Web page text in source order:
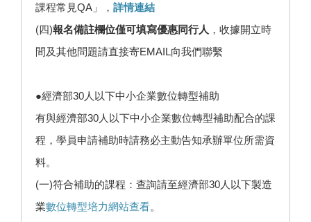
課程常見QA」， 詳情連結
(四)報名備註欄位僅可填寫優惠同行人 ，收據開立時
間及其他問題請直接寄EMAIL向我們聯繫
●經濟部30人以下中小企業數位轉型補助
有與經濟部30人以下中小企業數位轉型補助配合的課
程，學員申請補助時請務必主動告知承辦單位所需資
料。
(一)符合補助的課程：查詢請至經濟部30人以下製造
業數位轉型培力網站查看。